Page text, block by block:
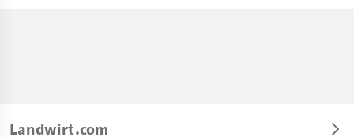
Landwirt.com